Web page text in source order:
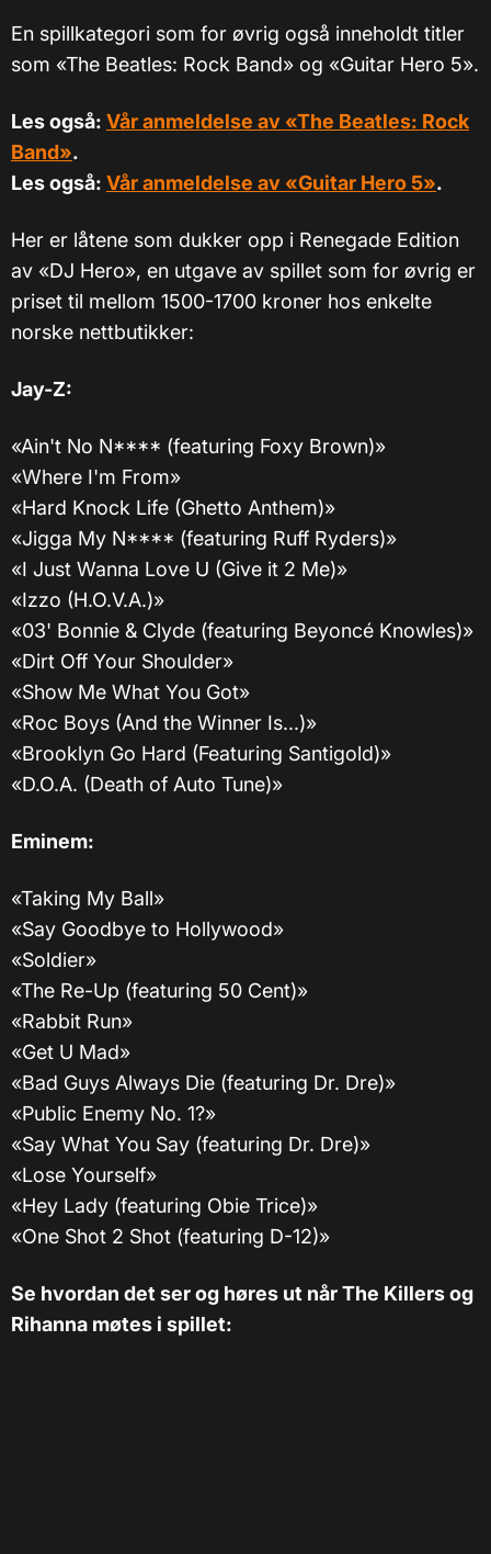
En spillkategori som for øvrig også inneholdt titler
som «The Beatles: Rock Band» og «Guitar Hero 5».
Les også: Vår anmeldelse av «The Beatles: Rock
Band».
Les også: Vår anmeldelse av «Guitar Hero 5».
Her er låtene som dukker opp i Renegade Edition
av «DJ Hero», en utgave av spillet som for øvrig er
priset til mellom 1500-1700 kroner hos enkelte
norske nettbutikker:
Jay-Z:
«Ain't No N**** (featuring Foxy Brown)»
«Where I'm From»
«Hard Knock Life (Ghetto Anthem)»
«Jigga My N**** (featuring Ruff Ryders)»
«I Just Wanna Love U (Give it 2 Me)»
«Izzo (H.O.V.A.)»
«03' Bonnie & Clyde (featuring Beyoncé Knowles)»
«Dirt Off Your Shoulder»
«Show Me What You Got»
«Roc Boys (And the Winner Is...)»
«Brooklyn Go Hard (Featuring Santigold)»
«D.O.A. (Death of Auto Tune)»
Eminem:
«Taking My Ball»
«Say Goodbye to Hollywood»
«Soldier»
«The Re-Up (featuring 50 Cent)»
«Rabbit Run»
«Get U Mad»
«Bad Guys Always Die (featuring Dr. Dre)»
«Public Enemy No. 1?»
«Say What You Say (featuring Dr. Dre)»
«Lose Yourself»
«Hey Lady (featuring Obie Trice)»
«One Shot 2 Shot (featuring D-12)»
Se hvordan det ser og høres ut når The Killers og
Rihanna møtes i spillet: